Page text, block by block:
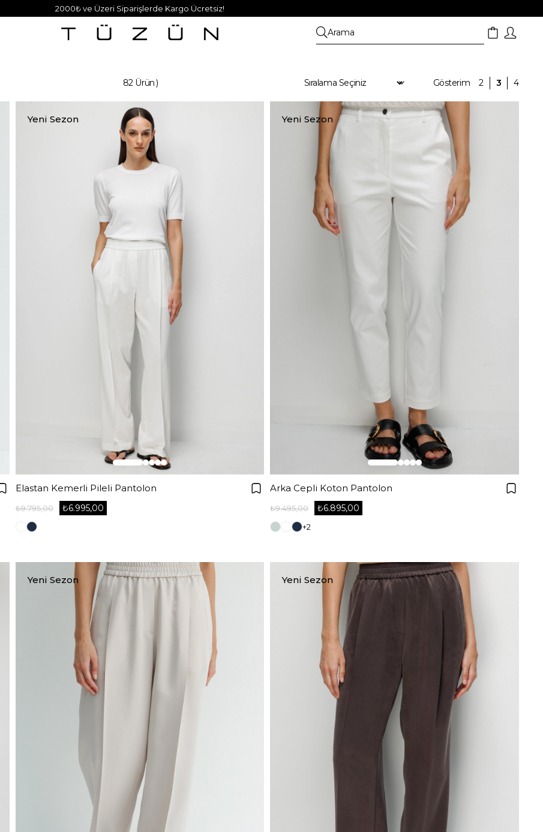
2000₺ ve Üzeri Siparişlerde Kargo Ücretsiz!
82 Ürün
Elastan Kemerli Pileli Pantolon
₺6.995,00
₺9.795,00
Yeni Sezon
Arka Cepli Koton Pantolon
₺6.895,00
₺9.495,00
+2
Yeni Sezon
Yeni Sezon Yeni Sezon